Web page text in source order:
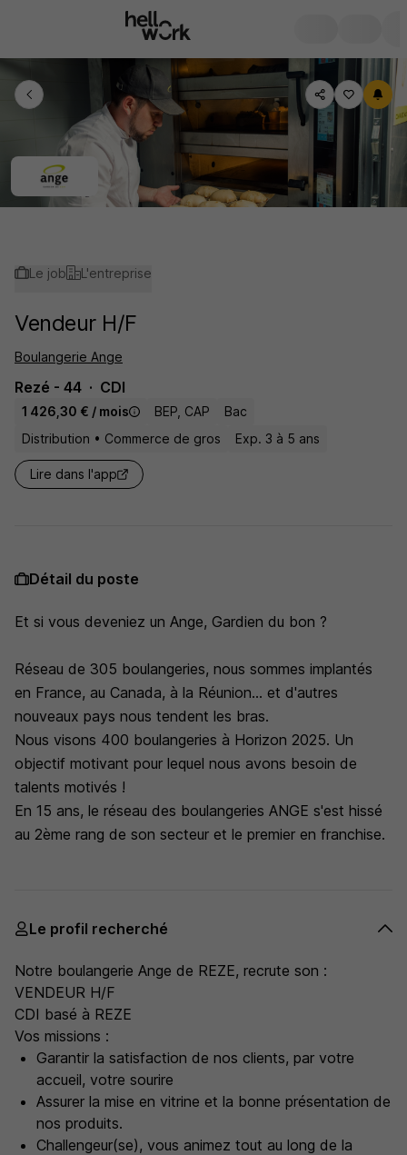
Le job L'entreprise
Vendeur H/F
Boulangerie Ange
Rezé - 44 CDI
1 426,30 € / mois BEP, CAP
Bac
Distribution • Commerce de gros
Exp. 3 à 5 ans
Lire dans l'app
Détail du poste
Et si vous deveniez un Ange, Gardien du bon ?
Réseau de 305 boulangeries, nous sommes implantés
en France, au Canada, à la Réunion... et d'autres
nouveaux pays nous tendent les bras.
Nous visons 400 boulangeries à Horizon 2025. Un
objectif motivant pour lequel nous avons besoin de
talents motivés !
En 15 ans, le réseau des boulangeries ANGE s'est hissé
au 2ème rang de son secteur et le premier en franchise.
Le profil recherché
Notre boulangerie Ange de REZE, recrute son :
VENDEUR H/F
CDI basé à REZE
Vos missions :
Garantir la satisfaction de nos clients, par votre
accueil, votre sourire
Assurer la mise en vitrine et la bonne présentation de
nos produits.
Challengeur(se), vous animez tout au long de la